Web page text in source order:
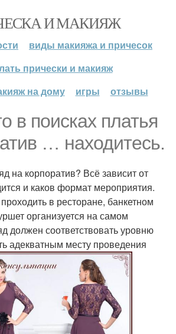
И МАКИЯЖ
виды макияжа и причесок
прически и макияж
на дому
игры отзывы
в поисках платья
… находитесь.
на корпоратив? Всё зависит от
и каков формат мероприятия.
в ресторане, банкетном
организуется на самом
должен соответствовать уровню
адекватным месту проведения